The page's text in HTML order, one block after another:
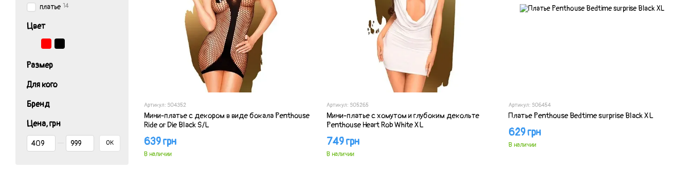
Артикул: SO4352
Мини-платье с декором в виде бокала Penthouse
Ride or Die Black S/L
639 грн
В наличии
Артикул: SO5265
Мини-платье с хомутом и глубоким декольте
Penthouse Heart Rob White XL
749 грн
В наличии
Артикул: SO6454
Платье Penthouse Bedtime surprise Black XL
629 грн
В наличии
платье 14
Цвет
Размер
Для кого
Бренд
Цена, грн
От Цена, грн
До Цена, грн OK